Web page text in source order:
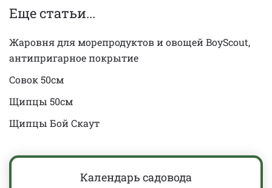
Еще статьи...
Жаровня для морепродуктов и овощей BoyScout,
антипригарное покрытие
Совок 50см
Щипцы 50см
Щипцы Бой Скаут
Календарь садовода